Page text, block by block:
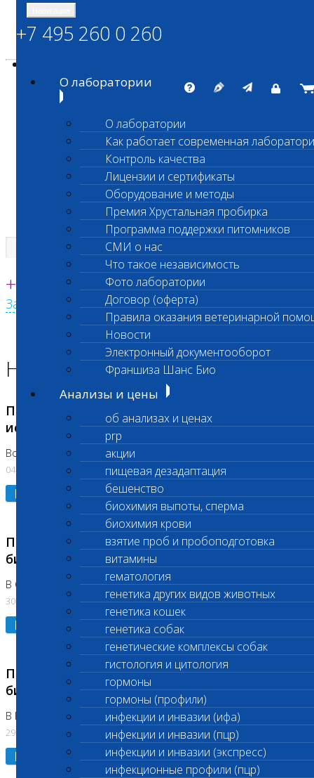
ШАНС БИО
Независимая ветеринарная лаборатория
Единая круглосуточная справочная
+7 495 260 0 260
Заказать звонок с сайта
+7 495 260 0 260
О лаборатории
О лаборатории
Как работает современная
Контроль качества
Лицензии и сертификаты
Оборудование и методы
Премия Хрустальная пробирка
Программа поддержки питомников
СМИ о нас
Что такое независимость
Фото лаборатории
Договор (оферта)
Правила оказания ветеринарной
Новости
Электронный документооборот
Франшиза Шанс Био
Анализы и цены
об анализах и ценах
prp
акции
пищевая дезадаптация
бешенство
биохимия выпоты, сперма
биохимия крови
взятие проб и пробоподготовка
витамины
гематология
генетика других видов животных
генетика кошек
генетика собак
генетические комплексы собак
гистология и цитология
гормоны
гормоны (профили)
инфекции и инвазии (ифа)
инфекции и инвазии (пцр)
инфекции и инвазии (экспресс)
инфекционные профили (пцр)
Главная страница
Новости лаборатории
Приостановка срочных биохимических
исследований
Во Владыкино
04.08.2026
Подробнее
Приостановлено выполнение срочных
биохимических исследований
В Сколково. Код (123,309,310)
30.07.2026
Подробнее
Приостановлено выполнение срочных
биохимических исследований
В Бутово 29.07.26
29.07.2026
Подробнее